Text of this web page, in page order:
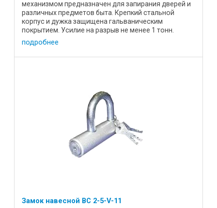
механизмом предназначен для запирания дверей и
различных предметов быта. Крепкий стальной
корпус и дужка защищена гальваническим
покрытием. Усилие на разрыв не менее 1 тонн.
Характеристики Цена, р 16,3 Диаметр ...
подробнее
Замок навесной BC 2-5-V-11